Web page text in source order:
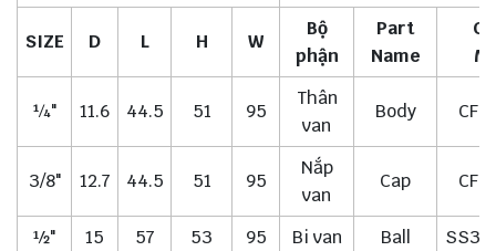
SIZE D L H W
Bộ
phận
Part
Name
¼" 11.6 44.5 51 95
Thân
van
Body CF8
3/8" 12.7 44.5 51 95
Nắp
van
Cap CF8
½" 15 57 53 95 Bi van Ball